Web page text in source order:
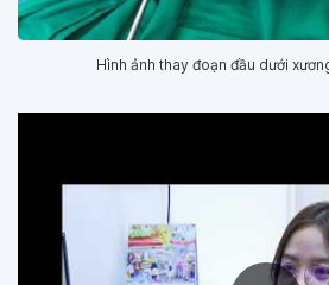
Hình ảnh thay đoạn đầu dưới